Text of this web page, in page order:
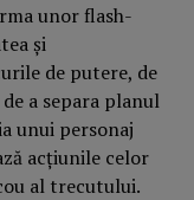
unor flash-
și
de putere, de
a separa planul
unui personaj
acțiunile celor
al trecutului.